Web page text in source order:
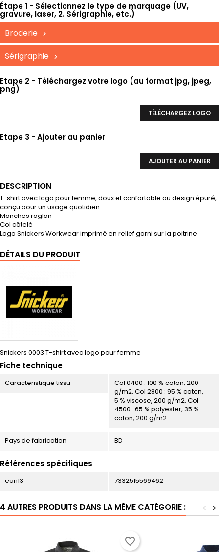
Étape 1 - Sélectionnez le type de marquage (UV,
gravure, laser, 2. Sérigraphie, etc.)
Broderie
Sérigraphie
Etape 2 - Téléchargez votre logo (au format jpg, jpeg,
png)
TÉLÉCHARGEZ LOGO
Etape 3 - Ajouter au panier
AJOUTER AU PANIER
DESCRIPTION
T-shirt avec logo pour femme, doux et confortable au design épuré,
conçu pour un usage quotidien.
Manches raglan
Col côtelé
Logo Snickers Workwear imprimé en relief garni sur la poitrine
DÉTAILS DU PRODUIT
Snickers 0003 T-shirt avec logo pour femme
Fiche technique
Caracteristique tissu
Col 0400 : 100 % coton, 200
g/m2. Col 2800 : 95 % coton,
5 % viscose, 200 g/m2. Col
4500 : 65 % polyester, 35 %
coton, 200 g/m2
Pays de fabrication BD
Références spécifiques
ean13 7332515569462
4 AUTRES PRODUITS DANS LA MÊME CATÉGORIE : >
<
favorite_border